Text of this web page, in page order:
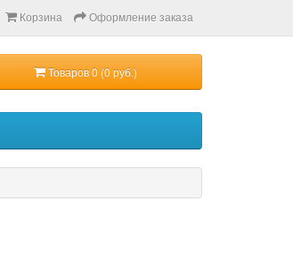
Корзина Оформление заказа
Товаров 0 (0 руб.)